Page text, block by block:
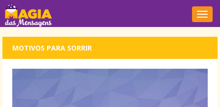
MOTIVOS PARA SORRIR